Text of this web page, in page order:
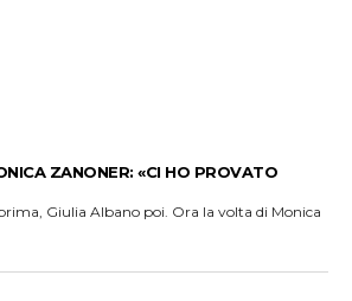
ZANONER: «CI HO PROVATO
Giulia Albano poi. Ora la volta di Monica